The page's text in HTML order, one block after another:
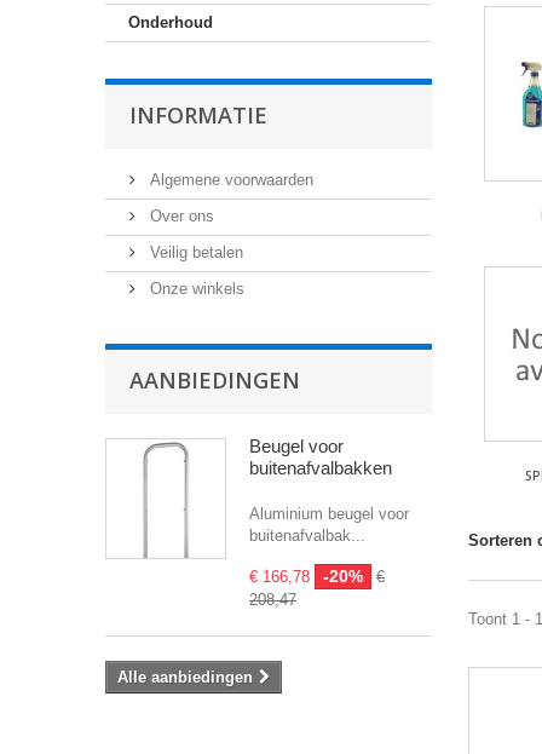
Onderhoud
INFORMATIE
Algemene voorwaarden
Over ons
Veilig betalen
Onze winkels
AANBIEDINGEN
Beugel voor
buitenafvalbakken
Aluminium beugel voor
buitenafvalbak...
€ 166,78 -20%
€
208,47
Alle aanbiedingen
Sorteren
Toont 1 -